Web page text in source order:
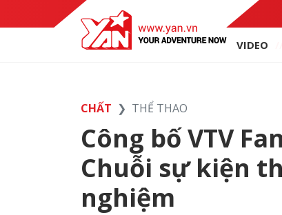
VIDEO
CHẤT THỂ THAO
Công bố VTV
Chuỗi sự kiện
nghiệm